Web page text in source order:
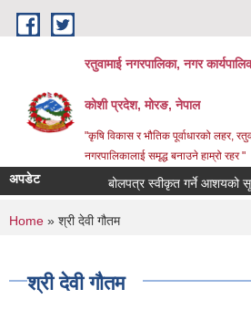
Skip to main content
रतुवामाई नगरपालिका, नगर
कोशी प्रदेश, मोरङ, नेपाल
"कृषि विकास र भौतिक पूर्वाधारको लहर,
नगरपालिकालाई समृद्ध बनाउने हाम्रो रहर "
अपडेट बोलपत्र स्वीकृत गर्ने आशयको
You are here
Home » श्री देवी गौतम
श्री देवी गौतम